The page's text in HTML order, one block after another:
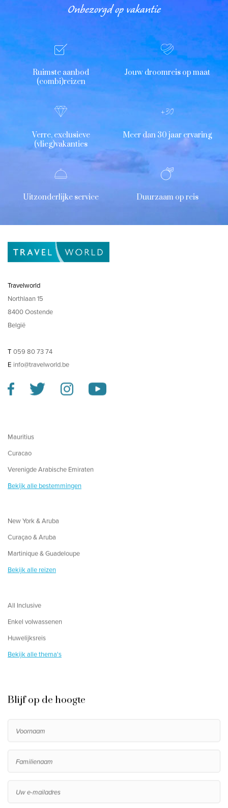
Onbezorgd op vakantie
Ruimste aanbod
(combi)reizen
Jouw droomreis op maat
Verre, exclusieve
(vlieg)vakanties
Meer dan 30 jaar ervaring
Uitzonderlijke service Duurzaam op reis
Travelworld
Northlaan 15
8400 Oostende
België
T 059 80 73 74
E info@travelworld.be
Mauritius
Curacao
Verenigde Arabische Emiraten
Bekijk alle bestemmingen
New York & Aruba
Curaçao & Aruba
Martinique & Guadeloupe
Bekijk alle reizen
All Inclusive
Enkel volwassenen
Huwelijksreis
Bekijk alle thema's
Blijf op de hoogte